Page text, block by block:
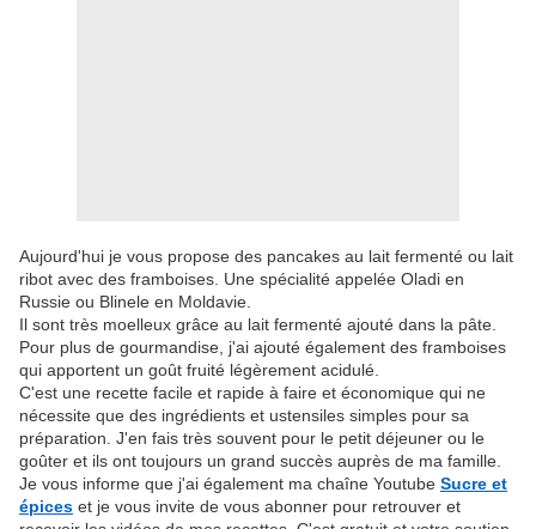
Aujourd'hui je vous propose des pancakes au lait fermenté ou lait
ribot avec des framboises. Une spécialité appelée Oladi en
Russie ou Blinele en Moldavie.
Il sont très moelleux grâce au lait fermenté ajouté dans la pâte.
Pour plus de gourmandise, j'ai ajouté également des framboises
qui apportent un goût fruité légèrement acidulé.
C'est une recette facile et rapide à faire et économique qui ne
nécessite que des ingrédients et ustensiles simples pour sa
préparation. J'en fais très souvent pour le petit déjeuner ou le
goûter et ils ont toujours un grand succès auprès de ma famille.
Je vous informe que j'ai également ma chaîne Youtube Sucre et
épices et je vous invite de vous abonner pour retrouver et